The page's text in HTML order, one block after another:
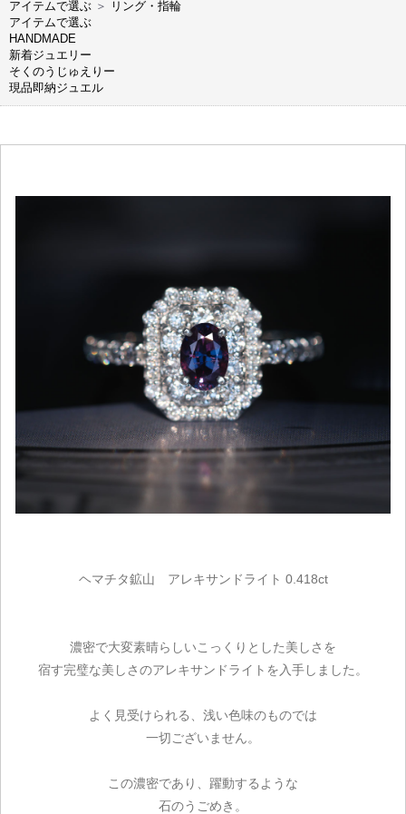
アイテムで選ぶ ＞
リング・指輪
アイテムで選ぶ
HANDMADE
新着ジュエリー
そくのうじゅえりー
現品即納ジュエル
ヘマチタ鉱山 アレキサンドライト 0.418ct
濃密で大変素晴らしいこっくりとした美しさを
宿す完璧な美しさのアレキサンドライトを入手しました。
よく見受けられる、浅い色味のものでは
一切ございません。
この濃密であり、躍動するような
石のうごめき。